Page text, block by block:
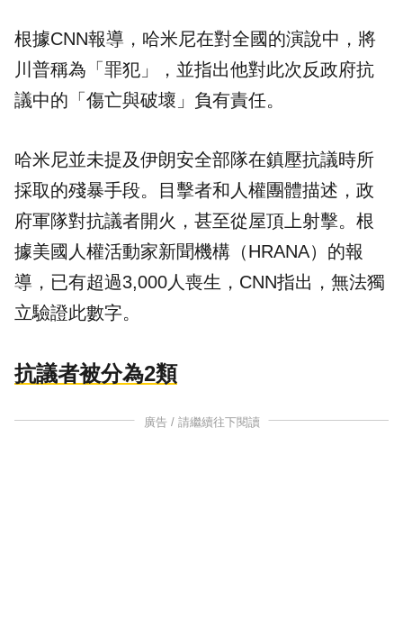
根據CNN報導，哈米尼在對全國的演說中，將
川普稱為「罪犯」，並指出他對此次反政府抗
議中的「傷亡與破壞」負有責任。
哈米尼並未提及伊朗安全部隊在鎮壓抗議時所
採取的殘暴手段。目擊者和人權團體描述，政
府軍隊對抗議者開火，甚至從屋頂上射擊。根
據美國人權活動家新聞機構（HRANA）的報
導，已有超過3,000人喪生，CNN指出，無法獨
立驗證此數字。
抗議者被分為2類
廣告 / 請繼續往下閱讀